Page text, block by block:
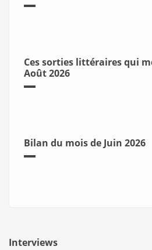
Ces sorties littéraires qui
Août 2026
Bilan du mois de Juin 2026
Interviews